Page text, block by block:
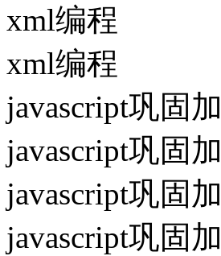
xml编程
xml编程
javascript巩固
javascript巩固
javascript巩固
javascript巩固